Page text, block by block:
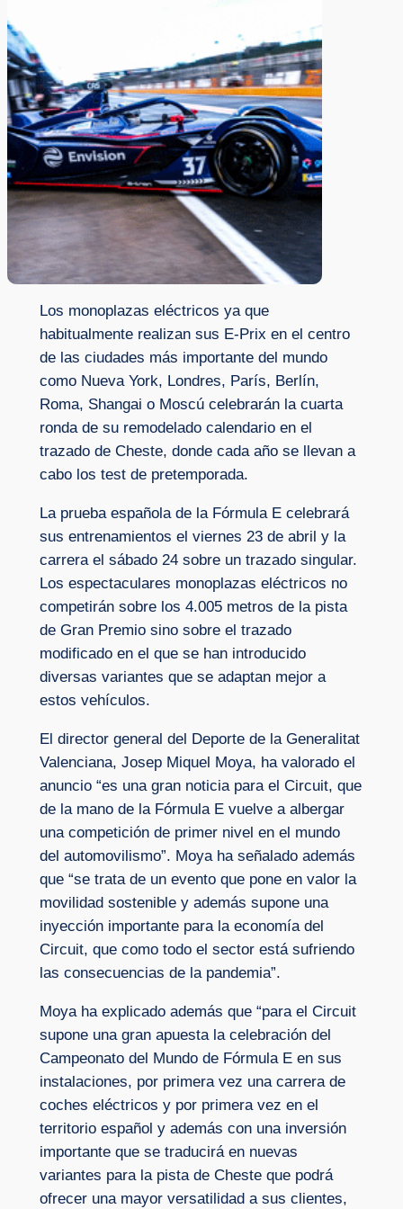
Los monoplazas eléctricos ya que
habitualmente realizan sus E-Prix en el centro
de las ciudades más importante del mundo
como Nueva York, Londres, París, Berlín,
Roma, Shangai o Moscú celebrarán la cuarta
ronda de su remodelado calendario en el
trazado de Cheste, donde cada año se llevan a
cabo los test de pretemporada.
La prueba española de la Fórmula E celebrará
sus entrenamientos el viernes 23 de abril y la
carrera el sábado 24 sobre un trazado singular.
Los espectaculares monoplazas eléctricos no
competirán sobre los 4.005 metros de la pista
de Gran Premio sino sobre el trazado
modificado en el que se han introducido
diversas variantes que se adaptan mejor a
estos vehículos.
El director general del Deporte de la Generalitat
Valenciana, Josep Miquel Moya, ha valorado el
anuncio “es una gran noticia para el Circuit, que
de la mano de la Fórmula E vuelve a albergar
una competición de primer nivel en el mundo
del automovilismo”. Moya ha señalado además
que “se trata de un evento que pone en valor la
movilidad sostenible y además supone una
inyección importante para la economía del
Circuit, que como todo el sector está sufriendo
las consecuencias de la pandemia”.
Moya ha explicado además que “para el Circuit
supone una gran apuesta la celebración del
Campeonato del Mundo de Fórmula E en sus
instalaciones, por primera vez una carrera de
coches eléctricos y por primera vez en el
territorio español y además con una inversión
importante que se traducirá en nuevas
variantes para la pista de Cheste que podrá
ofrecer una mayor versatilidad a sus clientes,